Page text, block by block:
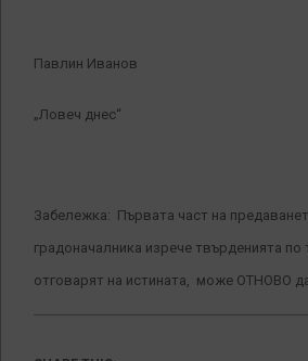
Павлин Иванов
„Ловеч днес“
Забележка: Първата част на
градоначалника изрече твърденията по
отговарят на истината, може ОТНОВО